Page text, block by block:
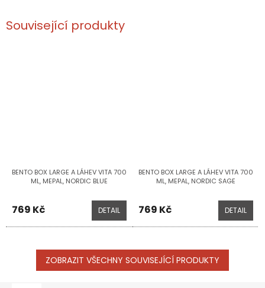
Související produkty
BENTO BOX LARGE A LÁHEV VITA 700
ML, MEPAL, NORDIC BLUE
769 Kč DETAIL
BENTO BOX LARGE A LÁHEV VITA 700
ML, MEPAL, NORDIC SAGE
769 Kč DETAIL
ZOBRAZIT VŠECHNY SOUVISEJÍCÍ PRODUKTY